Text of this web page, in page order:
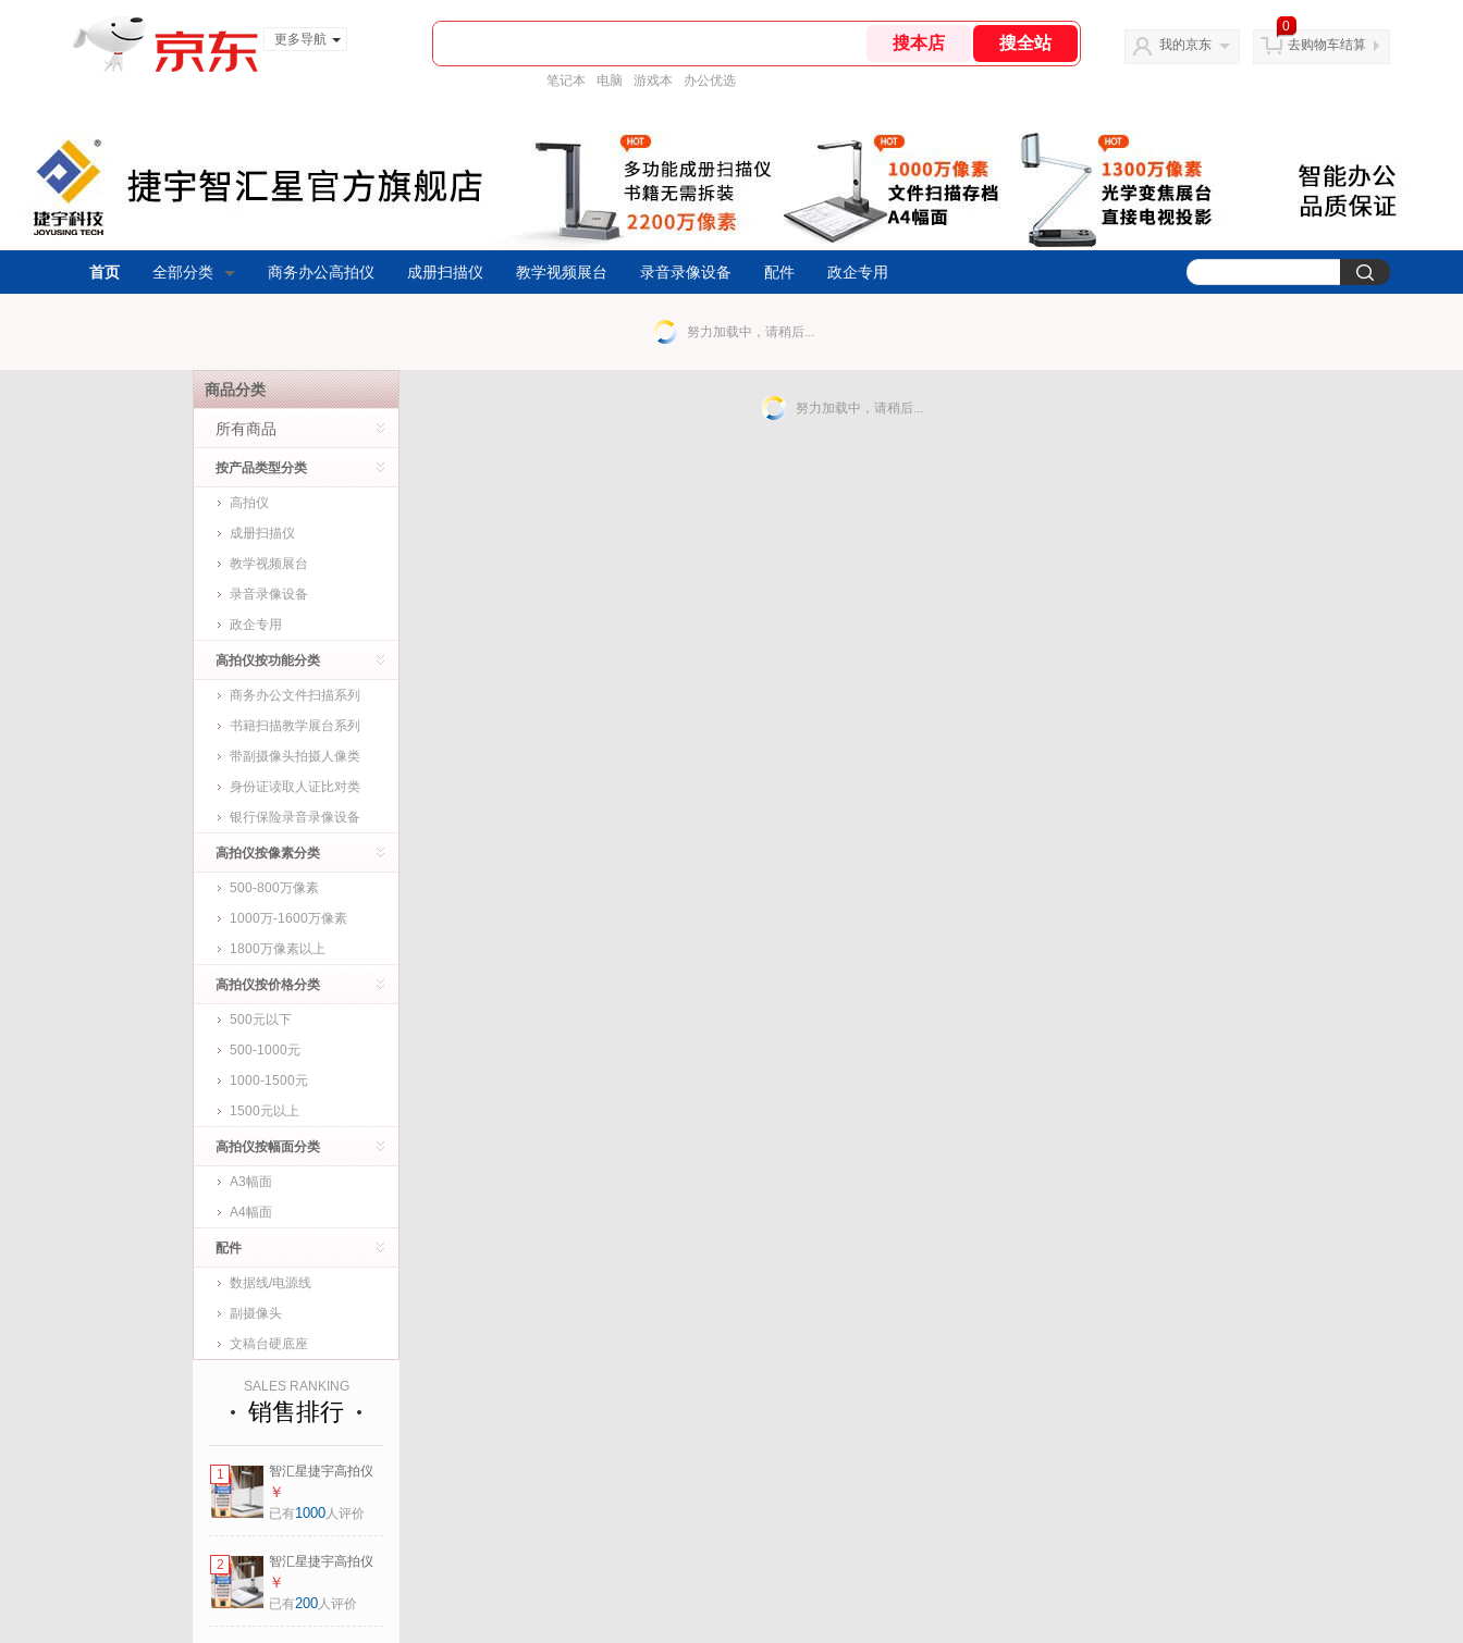
更多导航
笔记本 电脑 游戏本 办公优选
我的京东
0
去购物车结算
首页 全部分类 商务办公高拍仪 成册扫描仪 教学视频展台 录音录像设备 配件 政企专用
努力加载中，请稍后...
商品分类
所有商品
按产品类型分类
高拍仪
成册扫描仪
教学视频展台
录音录像设备
政企专用
高拍仪按功能分类
商务办公文件扫描系列
书籍扫描教学展台系列
带副摄像头拍摄人像类
身份证读取人证比对类
银行保险录音录像设备
高拍仪按像素分类
500-800万像素
1000万-1600万像素
1800万像素以上
高拍仪按价格分类
500元以下
500-1000元
1000-1500元
1500元以上
高拍仪按幅面分类
A3幅面
A4幅面
配件
数据线/电源线
副摄像头
文稿台硬底座
SALES RANKING
销售排行
1
智汇星捷宇高拍仪
扫描仪1000万高清
像素A4幅面
扫描 高速办公用 信
创会员单位 支持国
产系统JY10DA
￥
已有1000人评价
2
智汇星捷宇高拍仪
L10扫描仪自动连续
扫描 高速办公用
￥
已有200人评价
努力加载中，请稍后...